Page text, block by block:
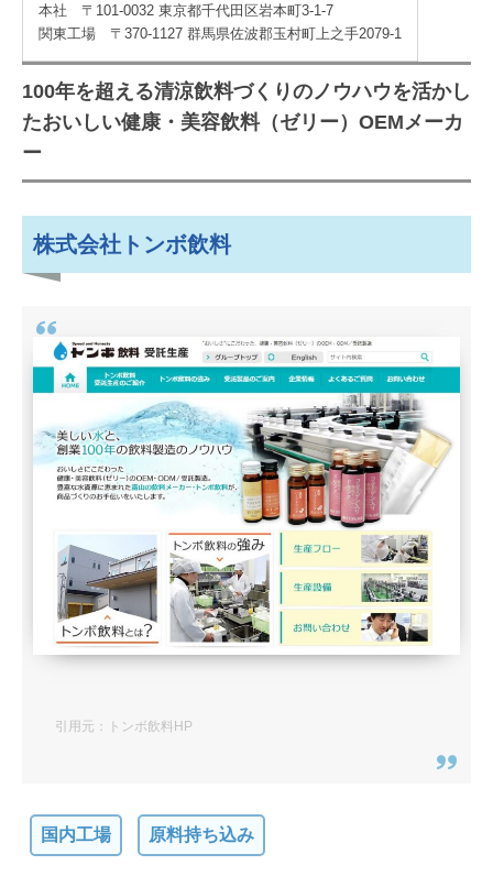
本社 〒101-0032 東京都千代田区岩本町3-1-7
関東工場 〒370-1127 群馬県佐波郡玉村町上之手2079-1
100年を超える清涼飲料づくりのノウハウを活かし
たおいしい健康・美容飲料（ゼリー）OEMメーカ
ー
株式会社トンボ飲料
引用元：トンボ飲料HP
国内工場 原料持ち込み